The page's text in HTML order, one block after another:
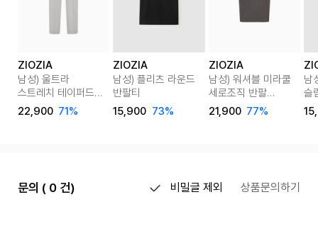
ZIOZIA
남성) 울트라
스트레치 테이퍼드
핏 팬츠
22,900 71%
ZIOZIA
남성) 플리츠 라운드
반팔티
15,900 73%
ZIOZIA
남성) 워셔블 미라쿨
세로조직 반팔
카라티
21,900 77%
남
슬
문의 ( 0 건) 비밀글 제외 상품문의하기